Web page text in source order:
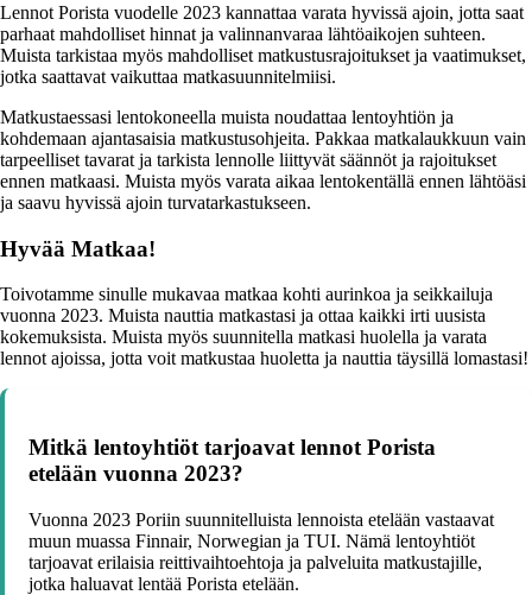
Lennot Porista vuodelle 2023 kannattaa varata hyvissä ajoin, jotta saat
parhaat mahdolliset hinnat ja valinnanvaraa lähtöaikojen suhteen.
Muista tarkistaa myös mahdolliset matkustusrajoitukset ja vaatimukset,
jotka saattavat vaikuttaa matkasuunnitelmiisi.
Matkustaessasi lentokoneella muista noudattaa lentoyhtiön ja
kohdemaan ajantasaisia matkustusohjeita. Pakkaa matkalaukkuun vain
tarpeelliset tavarat ja tarkista lennolle liittyvät säännöt ja rajoitukset
ennen matkaasi. Muista myös varata aikaa lentokentällä ennen lähtöäsi
ja saavu hyvissä ajoin turvatarkastukseen.
Hyvää Matkaa!
Toivotamme sinulle mukavaa matkaa kohti aurinkoa ja seikkailuja
vuonna 2023. Muista nauttia matkastasi ja ottaa kaikki irti uusista
kokemuksista. Muista myös suunnitella matkasi huolella ja varata
lennot ajoissa, jotta voit matkustaa huoletta ja nauttia täysillä lomastasi!
Mitkä lentoyhtiöt tarjoavat lennot Porista
etelään vuonna 2023?
Vuonna 2023 Poriin suunnitelluista lennoista etelään vastaavat
muun muassa Finnair, Norwegian ja TUI. Nämä lentoyhtiöt
tarjoavat erilaisia reittivaihtoehtoja ja palveluita matkustajille,
jotka haluavat lentää Porista etelään.